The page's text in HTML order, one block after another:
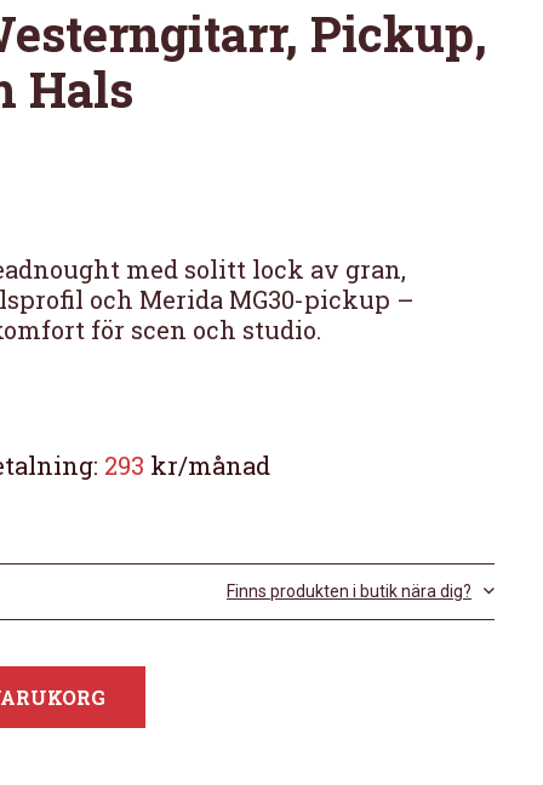
Pickup,
Hals
med solitt lock av gran,
och Merida MG30-pickup –
för scen och studio.
293 kr/månad
Finns produkten i butik nära dig?